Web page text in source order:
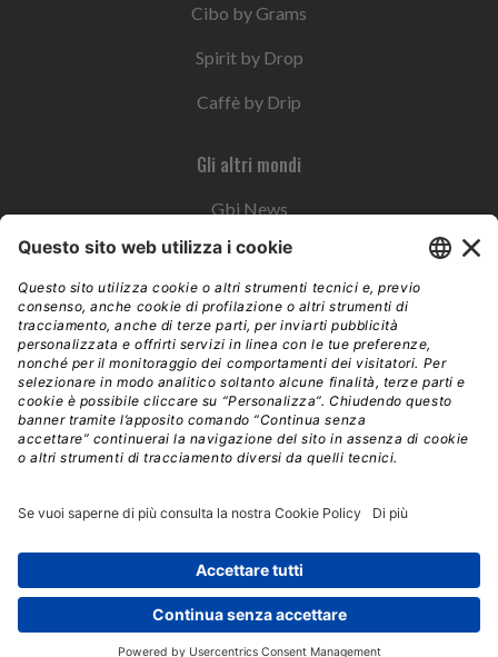
Cibo by Grams
Spirit by Drop
Caffè by Drip
Gli altri mondi
Gbi News
Instoremag
Esplora il gruppo
Edra Edizioni
Edizioni LSWR
LSWR Group
Mixer è un prodotto del network Edra Edizioni. Direzione, amministrazione,
redazione, pubblicità | © Copyright 2026 – Tutti i diritti riservati | Partita IVA e C.F.
14392510963